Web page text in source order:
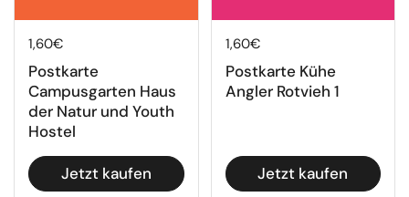
Regulärer Preis
1,60€
Postkarte
Campusgarten Haus
der Natur und Youth
Hostel
Jetzt kaufen
Regulärer Preis
1,60€
Postkarte Kühe
Angler Rotvieh 1
Jetzt kaufen